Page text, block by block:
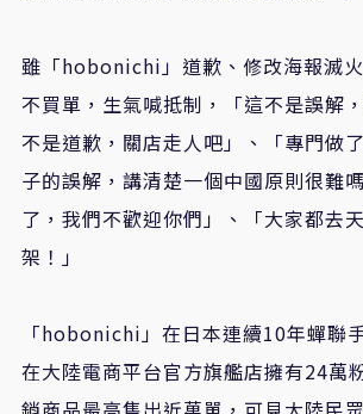
雖「hobonichi」道歉、修改海報滅
不買單，生氣喊抵制，「這不是誤解
不是道歉，關店走人吧」、「專門做
子的誤解，講清楚一個中國原則很難
了，我們不歡迎你們」、「大家都去
架！」
「hobonichi」在日本連續10年蟬聯
在大陸電商平台官方旗艦店擁有24萬